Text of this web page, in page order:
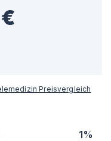
Preisvergleich
1%